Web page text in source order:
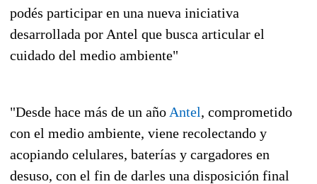
podés participar en una nueva iniciativa
desarrollada por Antel que busca articular el
cuidado del medio ambiente"
"Desde hace más de un año Antel, comprometido
con el medio ambiente, viene recolectando y
acopiando celulares, baterías y cargadores en
desuso, con el fin de darles una disposición final